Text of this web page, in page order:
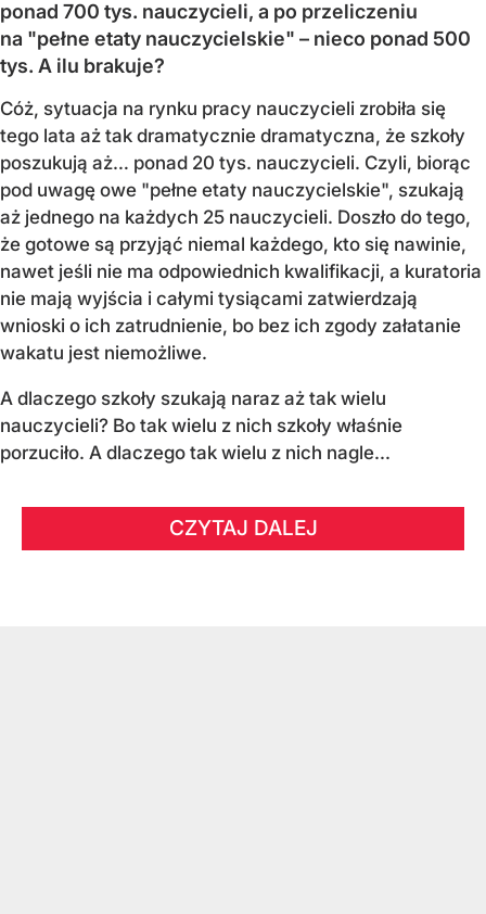
ponad 700 tys. nauczycieli, a po przeliczeniu
na "pełne etaty nauczycielskie" – nieco ponad 500
tys. A ilu brakuje?
Cóż, sytuacja na rynku pracy nauczycieli zrobiła się
tego lata aż tak dramatycznie dramatyczna, że szkoły
poszukują aż… ponad 20 tys. nauczycieli. Czyli, biorąc
pod uwagę owe "pełne etaty nauczycielskie", szukają
aż jednego na każdych 25 nauczycieli. Doszło do tego,
że gotowe są przyjąć niemal każdego, kto się nawinie,
nawet jeśli nie ma odpowiednich kwalifikacji, a kuratoria
nie mają wyjścia i całymi tysiącami zatwierdzają
wnioski o ich zatrudnienie, bo bez ich zgody załatanie
wakatu jest niemożliwe.
A dlaczego szkoły szukają naraz aż tak wielu
nauczycieli? Bo tak wielu z nich szkoły właśnie
porzuciło. A dlaczego tak wielu z nich nagle...
CZYTAJ DALEJ